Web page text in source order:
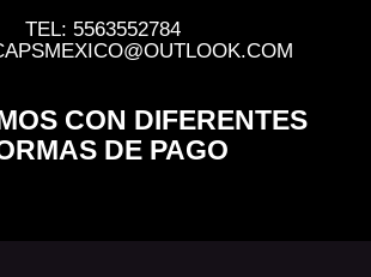
TEL: 5563552784
CON DIFERENTES
DE PAGO